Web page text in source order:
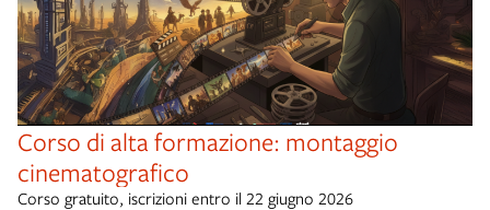
Corso di alta formazione: montaggio
cinematografico
Corso gratuito, iscrizioni entro il 22 giugno 2026